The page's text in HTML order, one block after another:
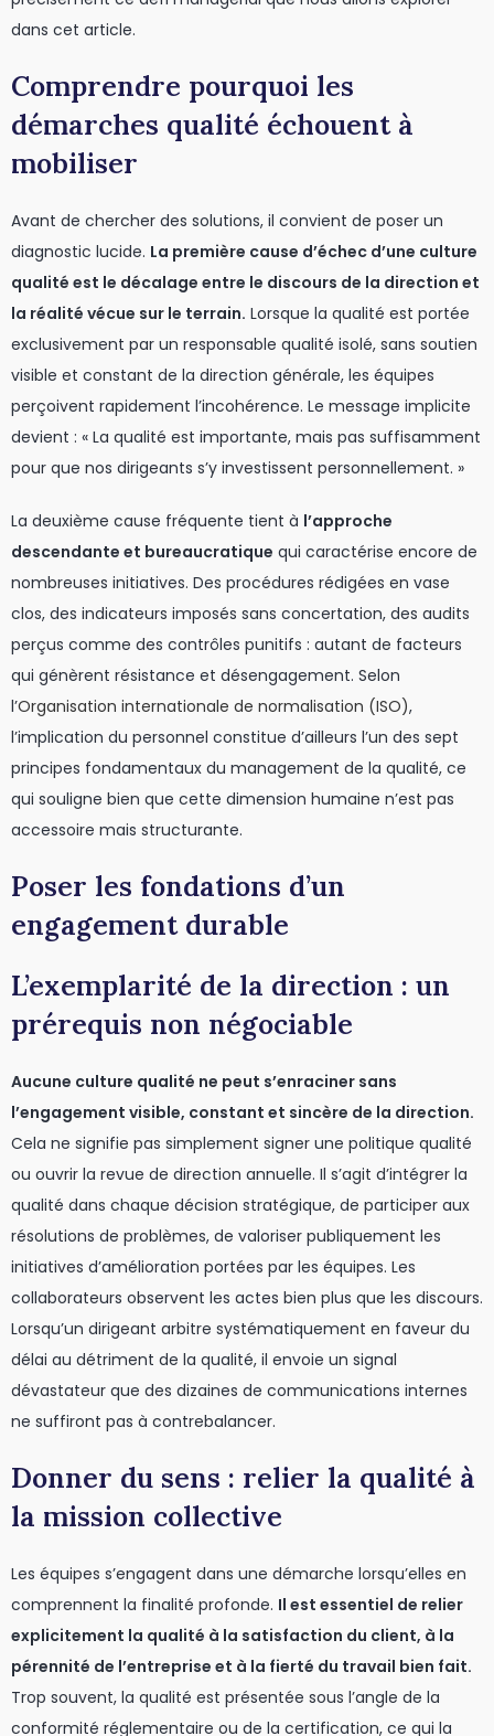
dans cet article.
Comprendre pourquoi les
démarches qualité échouent à
mobiliser
Avant de chercher des solutions, il convient de poser un
diagnostic lucide. La première cause d’échec d’une culture
qualité est le décalage entre le discours de la direction et
la réalité vécue sur le terrain. Lorsque la qualité est portée
exclusivement par un responsable qualité isolé, sans soutien
visible et constant de la direction générale, les équipes
perçoivent rapidement l’incohérence. Le message implicite
devient : « La qualité est importante, mais pas suffisamment
pour que nos dirigeants s’y investissent personnellement. »
La deuxième cause fréquente tient à l’approche
descendante et bureaucratique qui caractérise encore de
nombreuses initiatives. Des procédures rédigées en vase
clos, des indicateurs imposés sans concertation, des audits
perçus comme des contrôles punitifs : autant de facteurs
qui génèrent résistance et désengagement. Selon
l’Organisation internationale de normalisation (ISO),
l’implication du personnel constitue d’ailleurs l’un des sept
principes fondamentaux du management de la qualité, ce
qui souligne bien que cette dimension humaine n’est pas
accessoire mais structurante.
Poser les fondations d’un
engagement durable
L’exemplarité de la direction : un
prérequis non négociable
Aucune culture qualité ne peut s’enraciner sans
l’engagement visible, constant et sincère de la direction.
Cela ne signifie pas simplement signer une politique qualité
ou ouvrir la revue de direction annuelle. Il s’agit d’intégrer la
qualité dans chaque décision stratégique, de participer aux
résolutions de problèmes, de valoriser publiquement les
initiatives d’amélioration portées par les équipes. Les
collaborateurs observent les actes bien plus que les discours.
Lorsqu’un dirigeant arbitre systématiquement en faveur du
délai au détriment de la qualité, il envoie un signal
dévastateur que des dizaines de communications internes
ne suffiront pas à contrebalancer.
Donner du sens : relier la qualité à
la mission collective
Les équipes s’engagent dans une démarche lorsqu’elles en
comprennent la finalité profonde. Il est essentiel de relier
explicitement la qualité à la satisfaction du client, à la
pérennité de l’entreprise et à la fierté du travail bien fait.
Trop souvent, la qualité est présentée sous l’angle de la
conformité réglementaire ou de la certification, ce qui la